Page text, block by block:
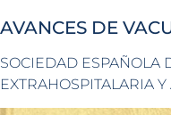
AVANCES DE
SOCIEDAD ESPAÑOLA
EXTRAHOSPITALARIA